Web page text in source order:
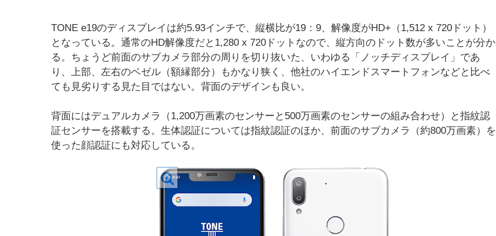
TONE e19のディスプレイは約5.93インチで、縦横比が19：9、解像度がHD+（1,512 x 720ドット）
となっている。通常のHD解像度だと1,280 x 720ドットなので、縦方向のドット数が多いことが分か
る。ちょうど前面のサブカメラ部分の周りを切り抜いた、いわゆる「ノッチディスプレイ」であ
り、上部、左右のベゼル（額縁部分）もかなり狭く、他社のハイエンドスマートフォンなどと比べ
ても見劣りする見た目ではない。背面のデザインも良い。
背面にはデュアルカメラ（1,200万画素のセンサーと500万画素のセンサーの組み合わせ）と指紋認
証センサーを搭載する。生体認証については指紋認証のほか、前面のサブカメラ（約800万画素）を
使った顔認証にも対応している。